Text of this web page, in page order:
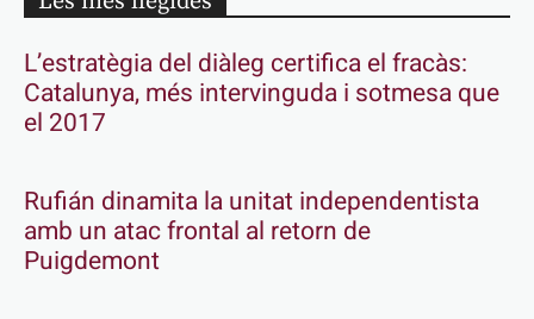
L’estratègia del diàleg certifica el fracàs:
Catalunya, més intervinguda i sotmesa que
el 2017
Rufián dinamita la unitat independentista
amb un atac frontal al retorn de
Puigdemont